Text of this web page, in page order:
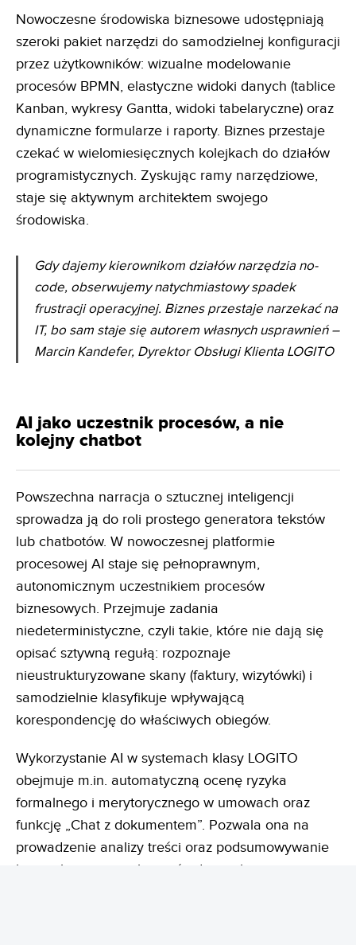
Nowoczesne środowiska biznesowe udostępniają
szeroki pakiet narzędzi do samodzielnej konfiguracji
przez użytkowników: wizualne modelowanie
procesów BPMN, elastyczne widoki danych (tablice
Kanban, wykresy Gantta, widoki tabelaryczne) oraz
dynamiczne formularze i raporty. Biznes przestaje
czekać w wielomiesięcznych kolejkach do działów
programistycznych. Zyskując ramy narzędziowe,
staje się aktywnym architektem swojego
środowiska.
Gdy dajemy kierownikom działów narzędzia no-
code, obserwujemy natychmiastowy spadek
frustracji operacyjnej. Biznes przestaje narzekać na
IT, bo sam staje się autorem własnych usprawnień–
Marcin Kandefer, Dyrektor Obsługi Klienta LOGITO
AI jako uczestnik procesów, a nie
kolejny chatbot
Powszechna narracja o sztucznej inteligencji
sprowadza ją do roli prostego generatora tekstów
lub chatbotów. W nowoczesnej platformie
procesowej AI staje się pełnoprawnym,
autonomicznym uczestnikiem procesów
biznesowych. Przejmuje zadania
niedeterministyczne, czyli takie, które nie dają się
opisać sztywną regułą: rozpoznaje
nieustrukturyzowane skany (faktury, wizytówki) i
samodzielnie klasyfikuje wpływającą
korespondencję do właściwych obiegów.
Wykorzystanie AI w systemach klasy LOGITO
obejmuje m.in. automatyczną ocenę ryzyka
formalnego i merytorycznego w umowach oraz
funkcję „Chat z dokumentem”. Pozwala ona na
prowadzenie analizy treści oraz podsumowywanie
historii komentarzy bezpośrednio w hermetycznym